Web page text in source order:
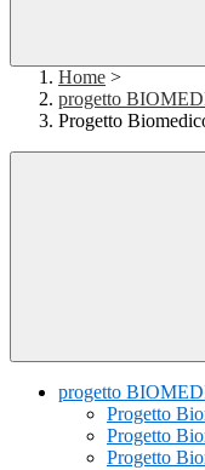
Home >
progetto
Progetto
progetto
Progetto
Progetto
Progetto